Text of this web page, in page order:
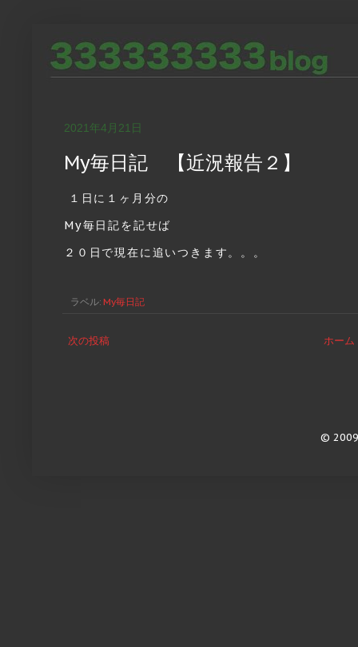
2021年4月21日
My毎日記 【近況報告２】
１日に１ヶ月分の
My毎日記を記せば
２０日で現在に追いつきます。。。
ラベル: My毎日記
次の投稿 ホーム
©